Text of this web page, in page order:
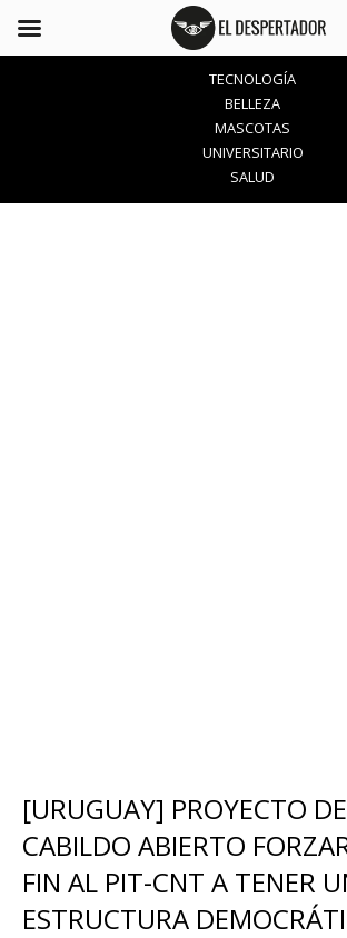
TECNOLOGÍA
BELLEZA
MASCOTAS
UNIVERSITARIO
SALUD
[URUGUAY] PROYECTO
CABILDO ABIERTO
FIN AL PIT-CNT A TENER
ESTRUCTURA